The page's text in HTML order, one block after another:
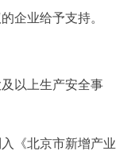
企业给予支持。
以上生产安全事
《北京市新增产业